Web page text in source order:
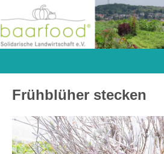
Frühblüher stecken